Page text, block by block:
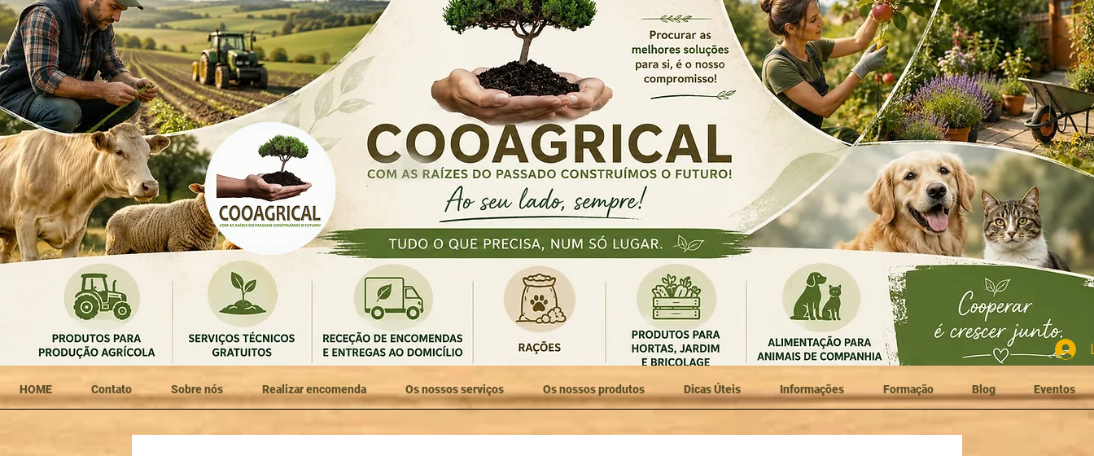
HOME Contato Sobre nós Realizar encomenda Os nossos serviços Os nossos produtos Dicas Úteis Informações Formação Blog Eventos